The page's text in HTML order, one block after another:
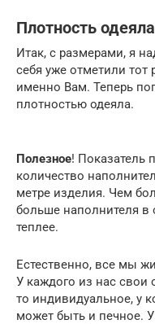
Плотность
Итак, с размерами, я
себя уже отметили тот
именно Вам. Теперь
плотностью одеяла.
Полезное! Показатель
количество
метре изделия. Чем
больше наполнителя в
теплее.
Естественно, все мы
У каждого из нас свои
то индивидуальное, у
может быть и печное.